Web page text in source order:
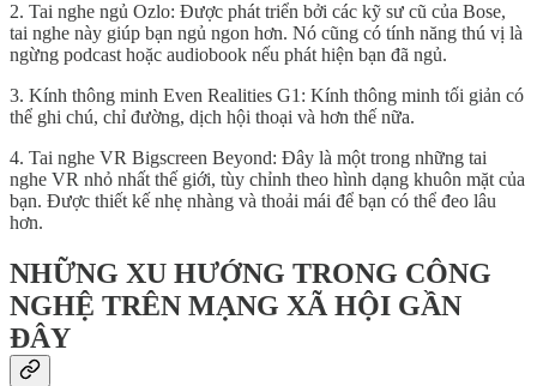
2. Tai nghe ngủ Ozlo: Được phát triển bởi các kỹ sư cũ của Bose,
tai nghe này giúp bạn ngủ ngon hơn. Nó cũng có tính năng thú vị là
ngừng podcast hoặc audiobook nếu phát hiện bạn đã ngủ.
3. Kính thông minh Even Realities G1: Kính thông minh tối giản có
thể ghi chú, chỉ đường, dịch hội thoại và hơn thế nữa.
4. Tai nghe VR Bigscreen Beyond: Đây là một trong những tai
nghe VR nhỏ nhất thế giới, tùy chỉnh theo hình dạng khuôn mặt của
bạn. Được thiết kế nhẹ nhàng và thoải mái để bạn có thể đeo lâu
hơn.
NHỮNG XU HƯỚNG TRONG CÔNG
NGHỆ TRÊN MẠNG XÃ HỘI GẦN
ĐÂY